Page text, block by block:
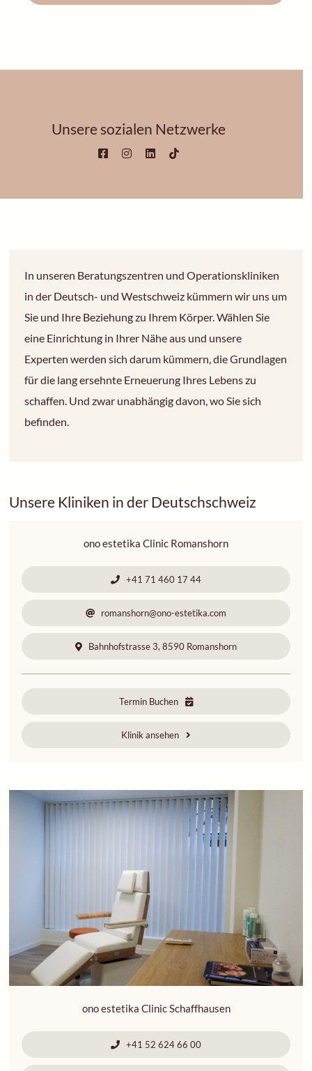
Unsere sozialen Netzwerke
In unseren Beratungszentren und Operationskliniken
in der Deutsch- und Westschweiz kümmern wir uns um
Sie und Ihre Beziehung zu Ihrem Körper. Wählen Sie
eine Einrichtung in Ihrer Nähe aus und unsere
Experten werden sich darum kümmern, die Grundlagen
für die lang ersehnte Erneuerung Ihres Lebens zu
schaffen. Und zwar unabhängig davon, wo Sie sich
befinden.
Unsere Kliniken in der Deutschschweiz
ono estetika Clinic Romanshorn
+41 71 460 17 44
romanshorn@ono-estetika.com
Bahnhofstrasse 3, 8590 Romanshorn
Termin Buchen
Klinik ansehen
ono estetika Clinic Schaffhausen
+41 52 624 66 00